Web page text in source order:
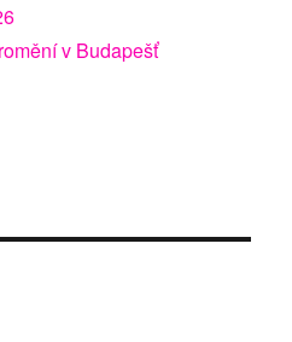
v Budapešť